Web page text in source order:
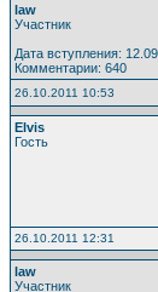
law
Участник
Дата вступления:
Комментарии: 640
26.10.2011 10:53
Elvis
Гость
26.10.2011 12:31
law
Участник